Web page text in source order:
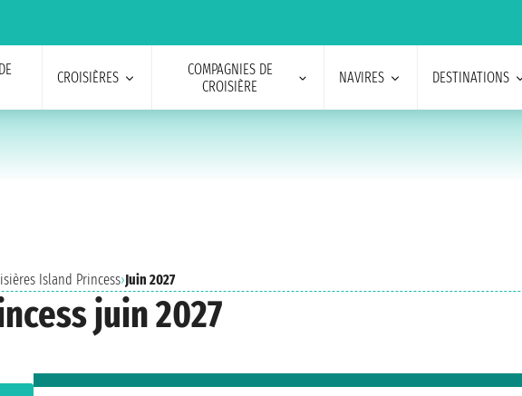
CROISIÈRES
COMPAGNIES DE
CROISIÈRE
NAVIRES DESTINATIONS
Island Princess›Juin 2027
juin 2027